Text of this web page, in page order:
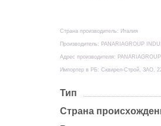
Страна производитель: Италия
Производитель: PANARIAGROUP
Адрес производителя:
Импортер в РБ: Сквирел-Строй, ЗАО,
Тип
Страна